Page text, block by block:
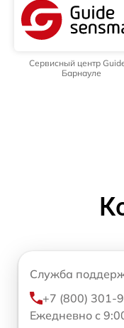
Сервисный центр
Барнауле
Служба
+7 (800) 301-
Ежедневно с